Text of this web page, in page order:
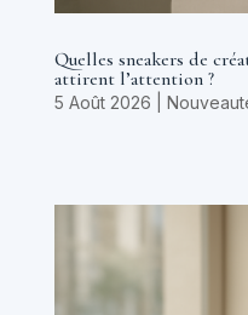
Quelles sneakers de
attirent l’attention ?
5 Août 2026